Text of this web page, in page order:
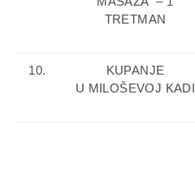
TRETMAN
10.
KUPANJE
U MILOŠEVOJ KADI